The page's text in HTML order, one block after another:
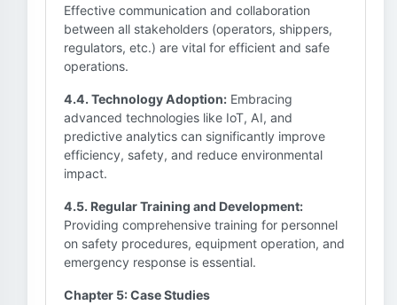
Effective communication and collaboration
between all stakeholders (operators, shippers,
regulators, etc.) are vital for efficient and safe
operations.
4.4. Technology Adoption: Embracing
advanced technologies like IoT, AI, and
predictive analytics can significantly improve
efficiency, safety, and reduce environmental
impact.
4.5. Regular Training and Development:
Providing comprehensive training for personnel
on safety procedures, equipment operation, and
emergency response is essential.
Chapter 5: Case Studies